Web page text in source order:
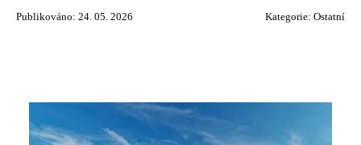
Publikováno: 24. 05. 2026 Kategorie: Ostatní